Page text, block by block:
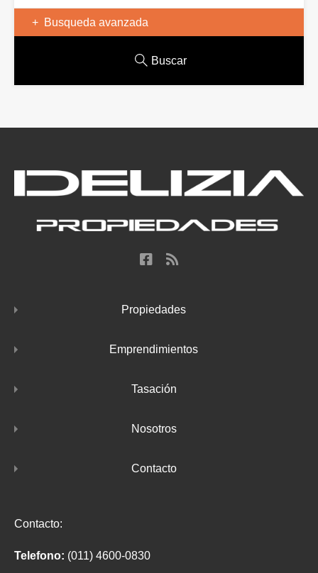
Busqueda avanzada
Buscar
Propiedades
Emprendimientos
Tasación
Nosotros
Contacto
Contacto:
Telefono: (011) 4600-0830